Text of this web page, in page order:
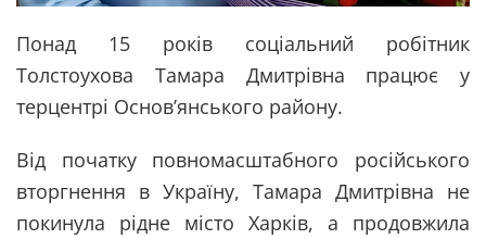
Понад 15 років соціальний робітник
Толстоухова Тамара Дмитрівна працює у
терцентрі Основ’янського району.
Від початку повномасштабного російського
вторгнення в Україну, Тамара Дмитрівна не
покинула рідне місто Харків, а продовжила